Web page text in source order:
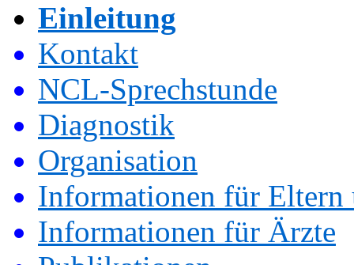
Einleitung
Kontakt
NCL-Sprechstunde
Diagnostik
Organisation
Informationen für Eltern
Informationen für Ärzte